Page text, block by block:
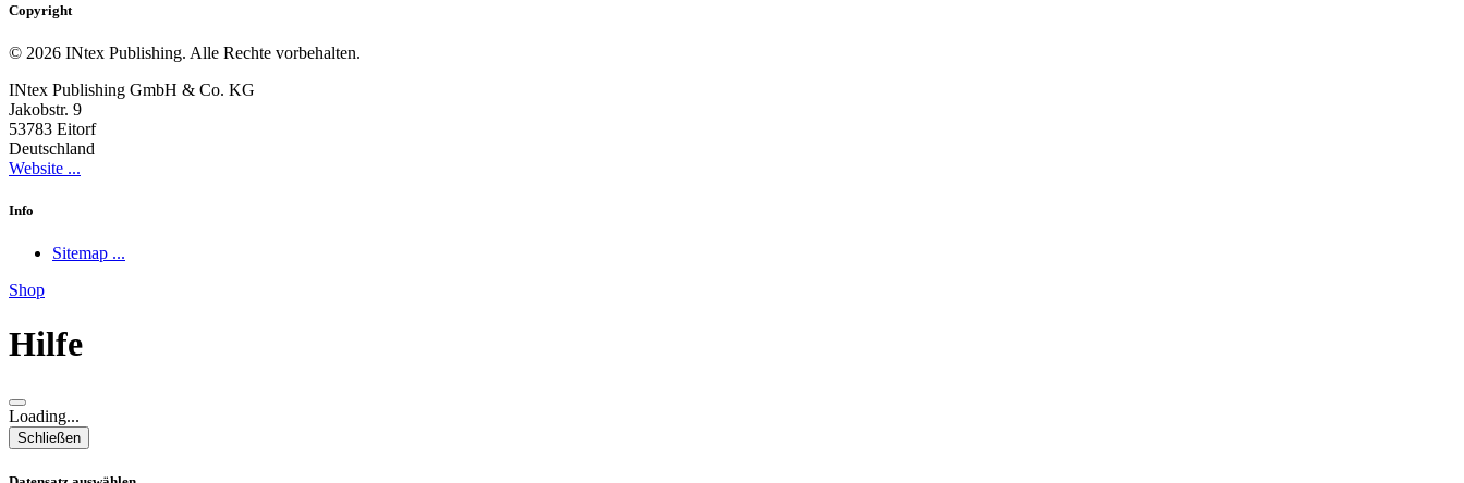
Copyright
© 2026 INtex Publishing. Alle Rechte vorbehalten.
INtex Publishing GmbH & Co. KG
Jakobstr. 9
53783 Eitorf
Deutschland
Website ...
Info
Sitemap ...
Shop
Hilfe
Loading...
Schließen